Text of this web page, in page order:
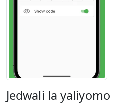
Jedwali la yaliyomo